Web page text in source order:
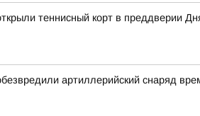
теннисный корт в преддверии
артиллерийский снаряд